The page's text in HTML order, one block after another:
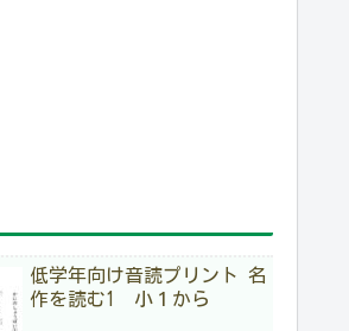
低学年向け音読プリント 名
作を読む1 小１から